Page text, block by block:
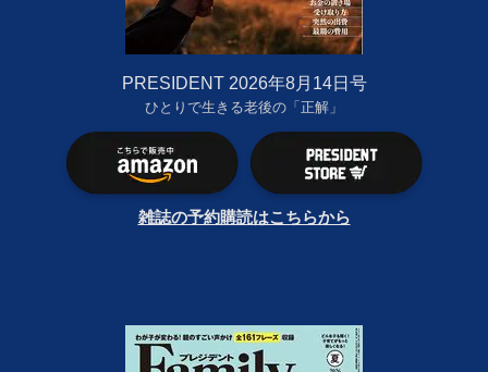
PRESIDENT 2026年8月14日号
ひとりで生きる老後の「正解」
雑誌の予約購読はこちらから